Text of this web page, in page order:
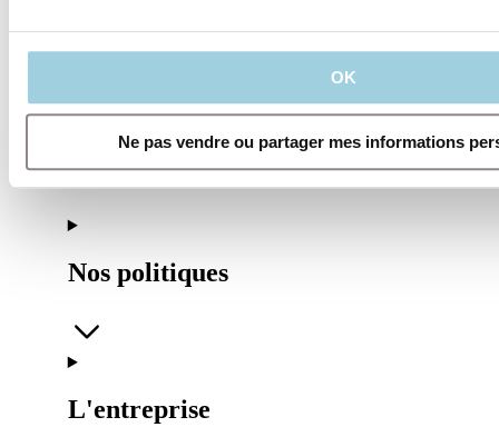
OK
Ne pas vendre ou partager mes informations
Nos politiques
L'entreprise